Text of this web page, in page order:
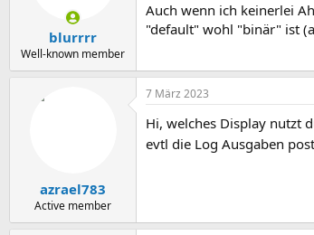
blurrrr
Well-known member
Auch wenn ich keinerlei
"default" wohl "binär" ist
azrael783
Active member
7 März 2023
Hi, welches Display nutzt
evtl die Log Ausgaben